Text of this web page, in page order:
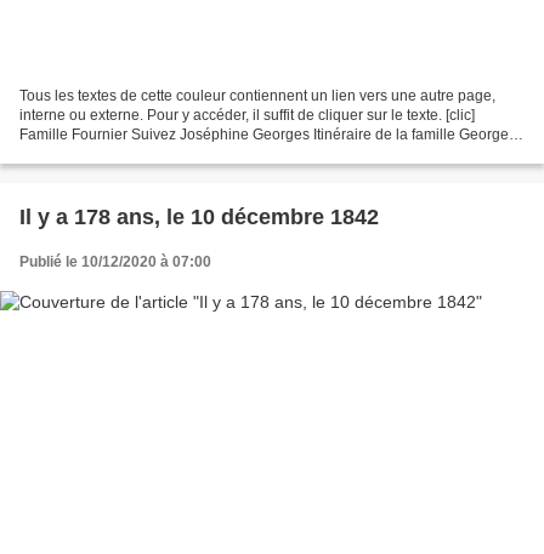
Tous les textes de cette couleur contiennent un lien vers une autre page,
interne ou externe. Pour y accéder, il suffit de cliquer sur le texte. [clic]
Famille Fournier Suivez Joséphine Georges Itinéraire de la famille Georges
Il y a 178 ans, le 10 décembre 1842
Publié le 10/12/2020 à 07:00